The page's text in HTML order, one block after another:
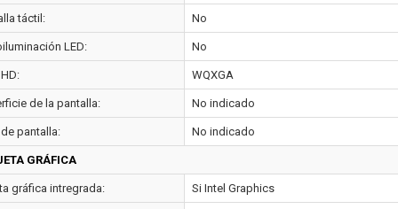
táctil: No
LED: No
WQXGA
de la pantalla: No indicado
pantalla: No indicado
GRÁFICA
gráfica intregrada: Si Intel Graphics